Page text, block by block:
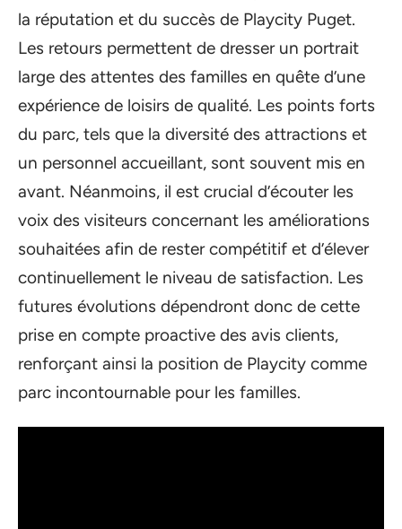
la réputation et du succès de Playcity Puget.
Les retours permettent de dresser un portrait
large des attentes des familles en quête d’une
expérience de loisirs de qualité. Les points forts
du parc, tels que la diversité des attractions et
un personnel accueillant, sont souvent mis en
avant. Néanmoins, il est crucial d’écouter les
voix des visiteurs concernant les améliorations
souhaitées afin de rester compétitif et d’élever
continuellement le niveau de satisfaction. Les
futures évolutions dépendront donc de cette
prise en compte proactive des avis clients,
renforçant ainsi la position de Playcity comme
parc incontournable pour les familles.